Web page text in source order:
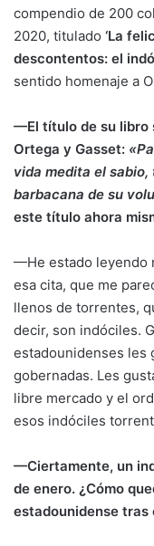
compendio de 200
2020, titulado ‘La
descontentos: el
sentido homenaje a
—El título de su libro
Ortega y Gasset:
vida medita el
barbacana de su
este título ahora
—He estado leyendo
esa cita, que me
llenos de torrentes,
decir, son indóciles.
estadounidenses les
gobernadas. Les
libre mercado y el
esos indóciles
—Ciertamente, un
de enero. ¿Cómo
estadounidense tras